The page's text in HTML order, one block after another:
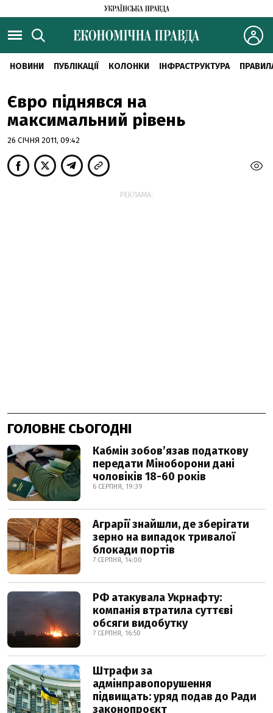
НОВИНИ ПУБЛІКАЦІЇ КОЛОНКИ ІНФРАСТРУКТУРА
Євро піднявся на
максимальний рівень
26 СІЧНЯ 2011, 09:42
РЕКЛАМА:
ГОЛОВНЕ СЬОГОДНІ
Кабмін зобовʼязав податкову
передати Міноборони дані
чоловіків 18-60 років
6 СЕРПНЯ, 19:39
Аграрії знайшли, де зберігати
зерно на випадок тривалої
блокади портів
7 СЕРПНЯ, 14:00
РФ атакувала Укрнафту:
компанія втратила суттєві
обсяги видобутку
7 СЕРПНЯ, 16:50
Штрафи за
адмінправопорушення
підвищать: уряд подав до Ради
законопроєкт